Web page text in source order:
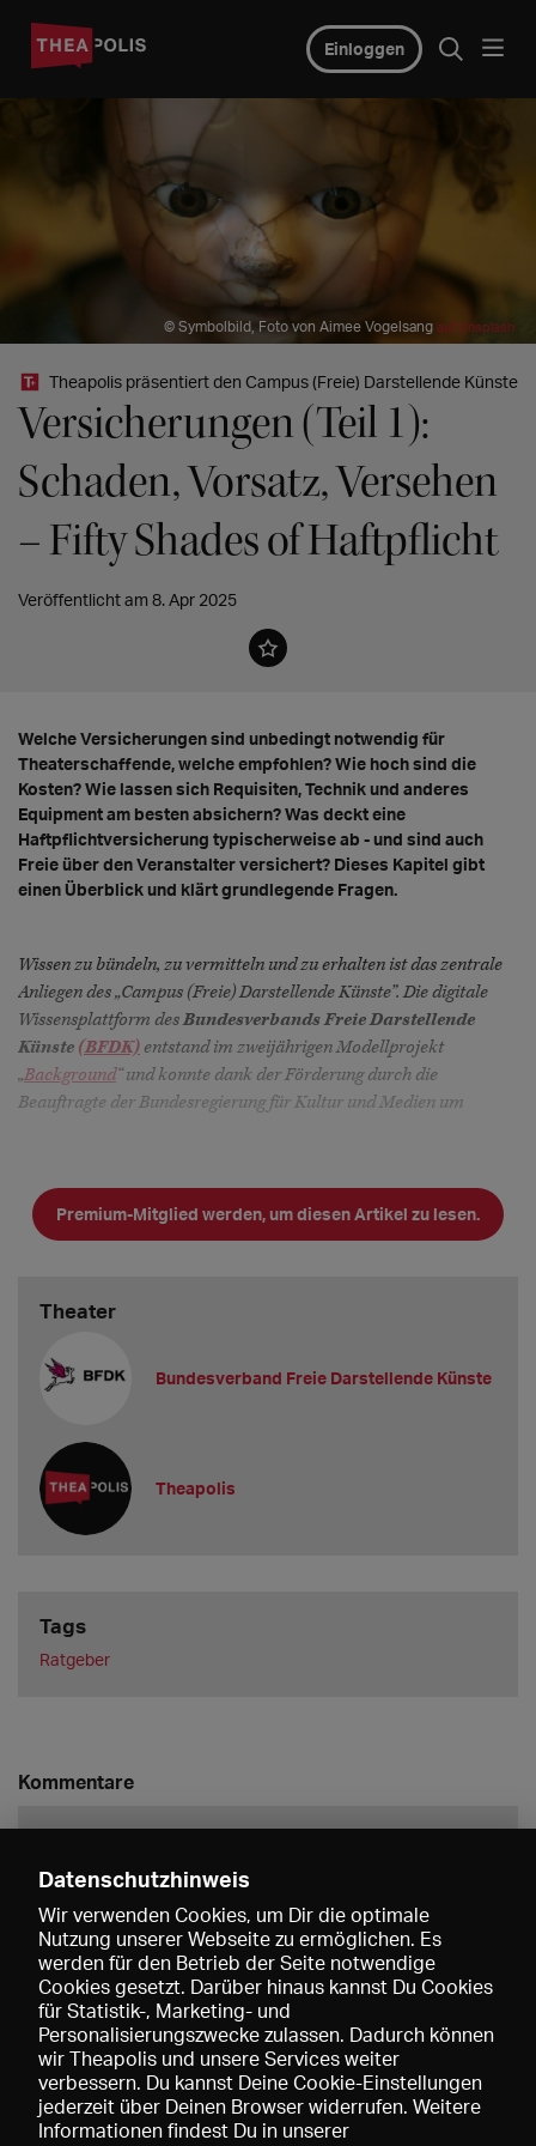
Einloggen
© Symbolbild, Foto von Aimee Vogelsang auf Unsplash
Theapolis präsentiert den Campus (Freie) Darstellende Künste
Versicherungen (Teil 1):
Schaden, Vorsatz, Versehen
– Fifty Shades of Haftpflicht
Veröffentlicht am 8. Apr 2025
Welche Versicherungen sind unbedingt notwendig für
Theaterschaffende, welche empfohlen? Wie hoch sind die
Kosten? Wie lassen sich Requisiten, Technik und anderes
Equipment am besten absichern? Was deckt eine
Haftpflichtversicherung typischerweise ab - und sind auch
Freie über den Veranstalter versichert? Dieses Kapitel gibt
einen Überblick und klärt grundlegende Fragen.
Wissen zu bündeln, zu vermitteln und zu erhalten ist das zentrale
Anliegen des „Campus (Freie) Darstellende Künste”. Die digitale
Wissensplattform desBundesverbands Freie Darstellende
Künste (BFDK) entstand im zweijährigen Modellprojekt
„Background“ und konnte dank der Förderung durch die
Beauftragte der Bundesregierung für Kultur und Medien um
Premium-Mitglied werden, um diesen Artikel zu lesen.
Theater
Bundesverband Freie Darstellende Künste
Theapolis
Tags
Ratgeber
Kommentare
Speichern
Datenschutzhinweis
Wir verwenden Cookies, um Dir die optimale
Nutzung unserer Webseite zu ermöglichen. Es
werden für den Betrieb der Seite notwendige
Cookies gesetzt. Darüber hinaus kannst Du Cookies
für Statistik-, Marketing- und
Personalisierungszwecke zulassen. Dadurch können
wir Theapolis und unsere Services weiter
verbessern. Du kannst Deine Cookie-Einstellungen
jederzeit über Deinen Browser widerrufen. Weitere
Informationen findest Du in unserer